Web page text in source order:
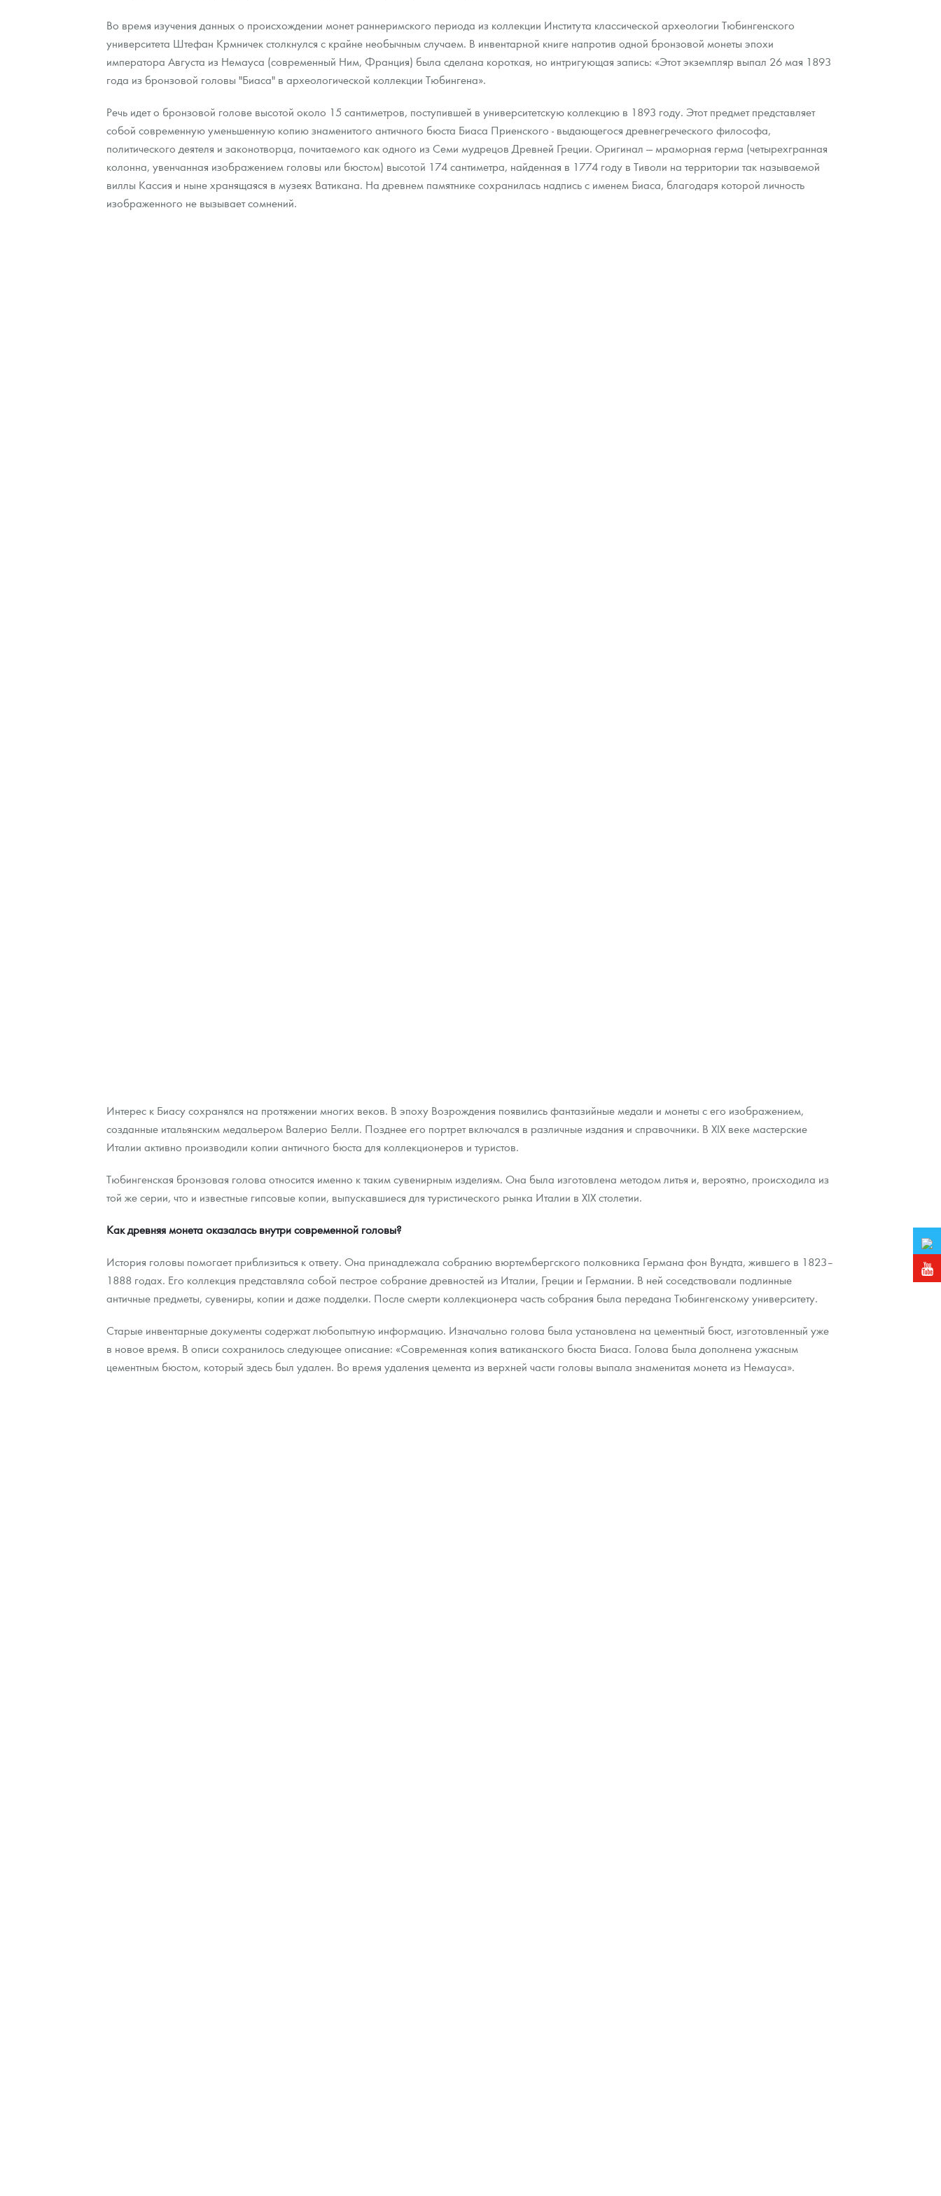
Золотой червонец Сеятель
Золотые слитки
Год Лошади
Флот: ледоколы и корабли
Выкуп монет
Выкуп серебряных монет
Вопрос - ответ
Условия возврата
Монеты
Политика конфиденциальности
Распродажа монет и жетонов
Итоги 2025 года. Прогноз курсов золота, серебра, платины на 2026 год
Cтатьи
Георгий Победоносец - динамика цен
Курс золота и серебра
Лом выкуп
Контакты
О нас
Письмо директору
Пресс-служба
Во время изучения данных о происхождении монет раннеримского периода из коллекции Института классической археологии Тюбингенского
университета Штефан Крмничек столкнулся с крайне необычным случаем. В инвентарной книге напротив одной бронзовой монеты эпохи
императора Августа из Немауса (современный Ним, Франция) была сделана короткая, но интригующая запись: «Этот экземпляр выпал 26 мая 1893
года из бронзовой головы "Биаса" в археологической коллекции Тюбингена».
Речь идет о бронзовой голове высотой около 15 сантиметров, поступившей в университетскую коллекцию в 1893 году. Этот предмет представляет
собой современную уменьшенную копию знаменитого античного бюста Биаса Приенского - выдающегося древнегреческого философа,
политического деятеля и законотворца, почитаемого как одного из Семи мудрецов Древней Греции. Оригинал — мраморная герма (четырехгранная
колонна, увенчанная изображением головы или бюстом) высотой 174 сантиметра, найденная в 1774 году в Тиволи на территории так называемой
виллы Кассия и ныне хранящаяся в музеях Ватикана. На древнем памятнике сохранилась надпись с именем Биаса, благодаря которой личность
изображенного не вызывает сомнений.
Интерес к Биасу сохранялся на протяжении многих веков. В эпоху Возрождения появились фантазийные медали и монеты с его изображением,
созданные итальянским медальером Валерио Белли. Позднее его портрет включался в различные издания и справочники. В XIX веке мастерские
Италии активно производили копии античного бюста для коллекционеров и туристов.
Тюбингенская бронзовая голова относится именно к таким сувенирным изделиям. Она была изготовлена методом литья и, вероятно, происходила из
той же серии, что и известные гипсовые копии, выпускавшиеся для туристического рынка Италии в XIX столетии.
Как древняя монета оказалась внутри современной головы?
История головы помогает приблизиться к ответу. Она принадлежала собранию вюртембергского полковника Германа фон Вундта, жившего в 1823–
1888 годах. Его коллекция представляла собой пестрое собрание древностей из Италии, Греции и Германии. В ней соседствовали подлинные
античные предметы, сувениры, копии и даже подделки. После смерти коллекционера часть собрания была передана Тюбингенскому университету.
Старые инвентарные документы содержат любопытную информацию. Изначально голова была установлена на цементный бюст, изготовленный уже
в новое время. В описи сохранилось следующее описание: «Современная копия ватиканского бюста Биаса. Голова была дополнена ужасным
цементным бюстом, который здесь был удален. Во время удаления цемента из верхней части головы выпала знаменитая монета из Немауса».